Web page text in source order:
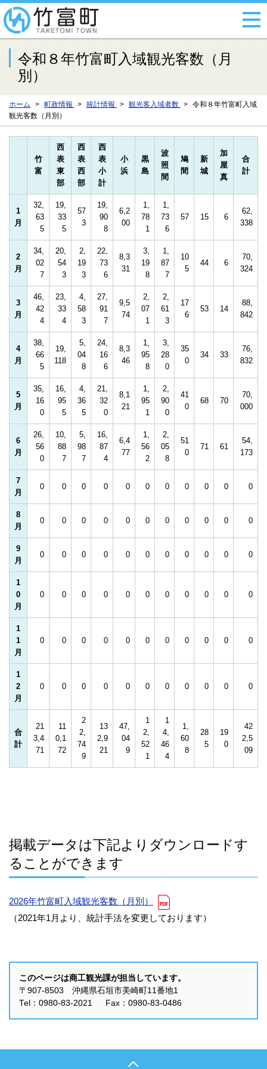
令和８年竹富町入域観光客数（月
別）
ホーム 町政情報 統計情報 観光客入域者数
令和８年竹富町入域
観光客数（月別）
竹
富
西
表
東
部
西
表
西
部
西
表
小
計
小
浜
黒
島
波
照
間
鳩
間
新
城
加
屋
真
合
計
1
月
32,
63
5
19,
33
5
57
3
19,
90
8
6,2
00
1,
78
1
1,
73
6
57 15 6
62,
338
2
月
34,
02
7
20,
54
3
2,
19
3
22,
73
6
8,3
31
3,
19
8
1,
87
7
10
5
44 6
70,
324
3
月
46,
42
4
23,
33
4
4,
58
3
27,
91
7
9,5
74
2,
07
1
2,
61
3
17
6
53 14
88,
842
4
月
38,
66
5
19,
118
5,
04
8
24,
16
6
8,3
46
1,
95
8
3,
28
0
35
0
34 33
76,
832
5
月
35,
16
0
16,
95
5
4,
36
5
21,
32
0
8,1
21
1,
95
1
2,
90
0
41
0
68 70
70,
000
6
月
26,
56
0
10,
88
7
5,
98
7
16,
87
4
6,4
77
1,
56
2
2,
05
8
51
0
71 61
54,
173
7
月
0 0 0 0 0 0 0 0 0 0 0
8
月
0 0 0 0 0 0 0 0 0 0 0
9
月
0 0 0 0 0 0 0 0 0 0 0
1
0
月
0 0 0 0 0 0 0 0 0 0 0
1
1
月
0 0 0 0 0 0 0 0 0 0 0
1
2
月
0 0 0 0 0 0 0 0 0 0 0
合
計
21
3,4
71
11
0,1
72
2
2,
74
9
13
2,9
21
47,
04
9
1
2,
52
1
1
4,
46
4
1,
60
8
28
5
19
0
42
2,5
09
掲載データは下記よりダウンロードす
ることができます
2026年竹富町入域観光客数（月別）
（2021年1月より、統計手法を変更しております）
このページは商工観光課が担当しています。
〒907-8503 沖縄県石垣市美崎町11番地1
Tel：0980-83-2021 Fax：0980-83-0486